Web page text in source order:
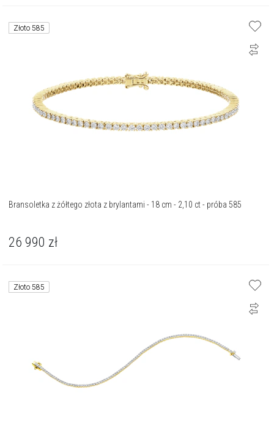
Złoto 585
Bransoletka z żółtego złota z brylantami - 18 cm - 2,10 ct - próba 585
26 990 zł
Złoto 585